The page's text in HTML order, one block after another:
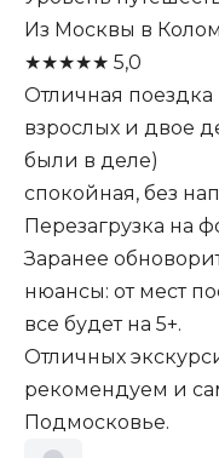
Из Москвы в
★★★★★ 5,0
Отличная
взрослых и двое
были в деле)
спокойная, без
Перезагрузка на
Заранее
нюансы: от мест
все будет на 5+.
Отличных
рекомендуем и
Подмосковье.